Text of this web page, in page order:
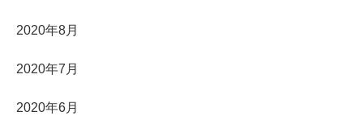
2020年8月
2020年7月
2020年6月